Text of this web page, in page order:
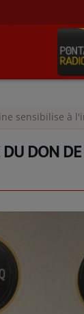
sensibilise à
DON